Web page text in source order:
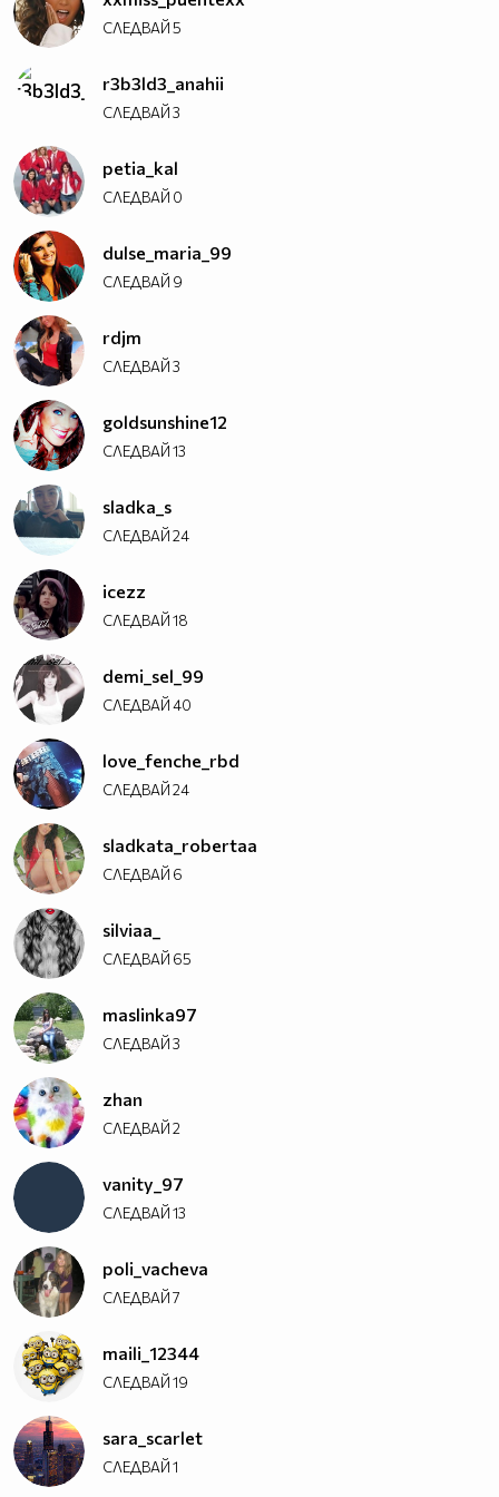
СЛЕДВАЙ5
r3b3ld3_anahii
СЛЕДВАЙ3
petia_kal
СЛЕДВАЙ 0
dulse_maria_99
СЛЕДВАЙ 9
rdjm
СЛЕДВАЙ3
goldsunshine12
СЛЕДВАЙ13
sladka_s
СЛЕДВАЙ24
icezz
СЛЕДВАЙ18
demi_sel_99
СЛЕДВАЙ40
love_fenche_rbd
СЛЕДВАЙ24
sladkata_robertaa
СЛЕДВАЙ 6
silviaa_
СЛЕДВАЙ 65
maslinka97
СЛЕДВАЙ3
zhan
СЛЕДВАЙ2
vanity_97
СЛЕДВАЙ13
poli_vacheva
СЛЕДВАЙ7
maili_12344
СЛЕДВАЙ19
sara_scarlet
СЛЕДВАЙ1